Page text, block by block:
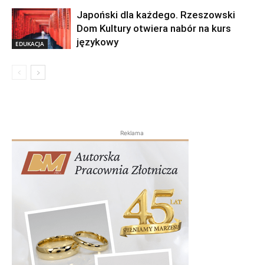
EDUKACJA
Japoński dla każdego. Rzeszowski
Dom Kultury otwiera nabór na kurs
językowy
Reklama